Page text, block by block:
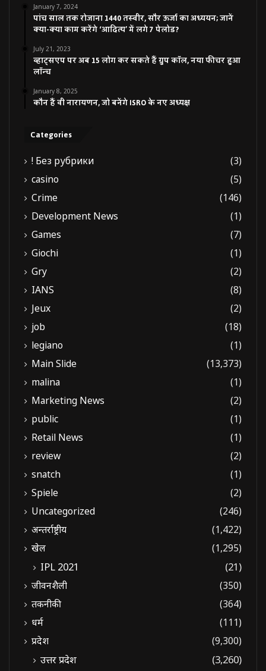
January 7, 2024
पांच साल तक रोजाना 1440 तस्वीर, सौर ऊर्जा का अध्ययन; जानें
क्या-क्या काम करेंगे ‘आदित्य’ में लगे 7 पेलोड?
July 21, 2023
व्हाट्सएप पर अब 15 लोग कर सकते हैं ग्रुप कॉल, नया फीचर हुआ
लॉन्च
January 8, 2025
कौन हैं वी नारायणन, जो बनेंगे ISRO के नए अध्यक्ष
Categories
! Без рубрики
(3)
casino
(5)
Crime
(146)
Development News
(1)
Games
(7)
Giochi
(1)
Gry
(2)
IANS
(8)
Jeux
(2)
job
(18)
legiano
(1)
Main Slide
(13,373)
malina
(1)
Marketing News
(2)
public
(1)
Retail News
(1)
review
(2)
snatch
(1)
Spiele
(2)
Uncategorized
(246)
अन्तर्राष्ट्रीय
(1,422)
खेल
(1,295)
IPL 2021 (21)
जीवनशैली
(350)
तकनीकी
(364)
धर्म
(111)
प्रदेश
(9,300)
उत्तर प्रदेश
(3,260)